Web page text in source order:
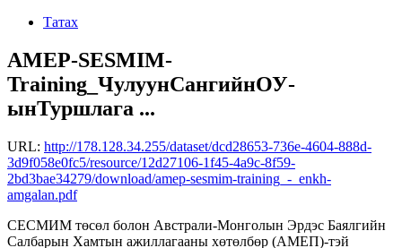
Татах
AMEP-SESMIM-
Training_ЧулуунСангийнОУ-
ынТуршлага ...
URL: http://178.128.34.255/dataset/dcd28653-736e-4604-888d-
3d9f058e0fc5/resource/12d27106-1f45-4a9c-8f59-
2bd3bae34279/download/amep-sesmim-training_-_enkh-
amgalan.pdf
СЕСМИМ төсөл болон Австрали-Монголын Эрдэс Баялгийн
Салбарын Хамтын ажиллагааны хөтөлбөр (АМЕП)-тэй